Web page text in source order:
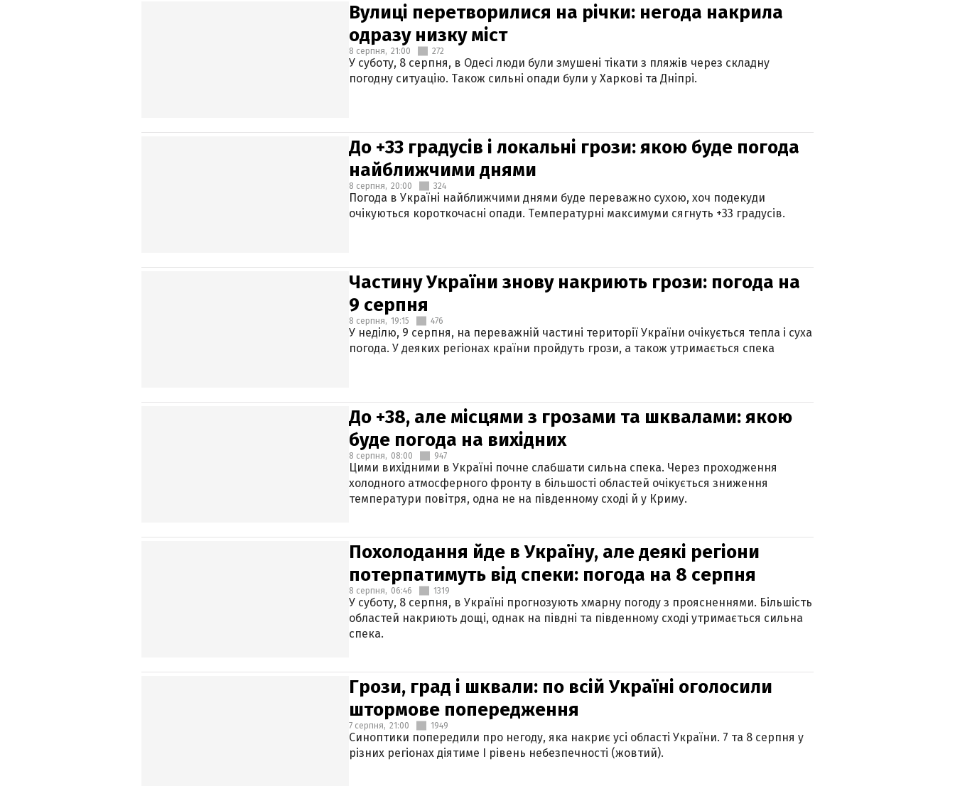
Вулиці перетворилися на річки: негода накрила
одразу низку міст
8 серпня, 21:00 272
У суботу, 8 серпня, в Одесі люди були змушені тікати з пляжів через складну
погодну ситуацію. Також сильні опади були у Харкові та Дніпрі.
До +33 градусів і локальні грози: якою буде погода
найближчими днями
8 серпня, 20:00 324
Погода в Україні найближчими днями буде переважно сухою, хоч подекуди
очікуються короткочасні опади. Температурні максимуми сягнуть +33 градусів.
Частину України знову накриють грози: погода на
9 серпня
8 серпня, 19:15 476
У неділю, 9 серпня, на переважній частині території України очікується тепла і суха
погода. У деяких регіонах країни пройдуть грози, а також утримається спека
До +38, але місцями з грозами та шквалами: якою
буде погода на вихідних
8 серпня, 08:00 947
Цими вихідними в Україні почне слабшати сильна спека. Через проходження
холодного атмосферного фронту в більшості областей очікується зниження
температури повітря, одна не на південному сході й у Криму.
Похолодання йде в Україну, але деякі регіони
потерпатимуть від спеки: погода на 8 серпня
8 серпня, 06:46 1319
У суботу, 8 серпня, в Україні прогнозують хмарну погоду з проясненнями. Більшість
областей накриють дощі, однак на півдні та південному сході утримається сильна
спека.
Грози, град і шквали: по всій Україні оголосили
штормове попередження
7 серпня, 21:00 1949
Синоптики попередили про негоду, яка накриє усі області України. 7 та 8 серпня у
різних регіонах діятиме І рівень небезпечності (жовтий).